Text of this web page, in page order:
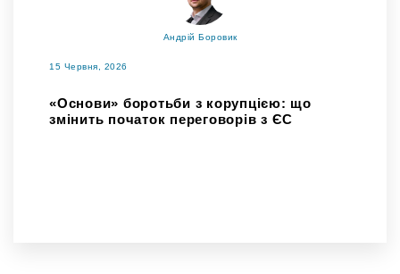
Андрій Боровик
15 Червня, 2026
«Основи» боротьби з корупцією: що
змінить початок переговорів з ЄС